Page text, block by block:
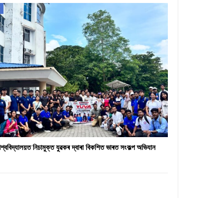
নিচামুক্ত যুৱকৰ দ্বাৰা বিকশিত ভাৰত সংকল্প অভিযান